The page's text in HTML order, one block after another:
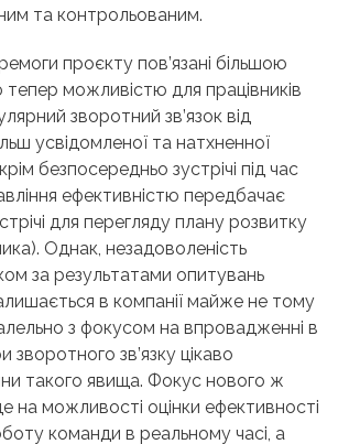
та контрольованим.
проєкту пов’язані більшою
можливістю для працівників
зворотний зв’язок від
усвідомленої та натхненної
безпосередньо зустрічі під час
ефективністю передбачає
для перегляду плану розвитку
Однак, незадоволеність
за результатами опитувань
в компанії майже не тому
з фокусом на впровадженні в
зворотного зв’язку цікаво
такого явища. Фокус нового ж
на можливості оцінки ефективності
команди в реальному часі, а